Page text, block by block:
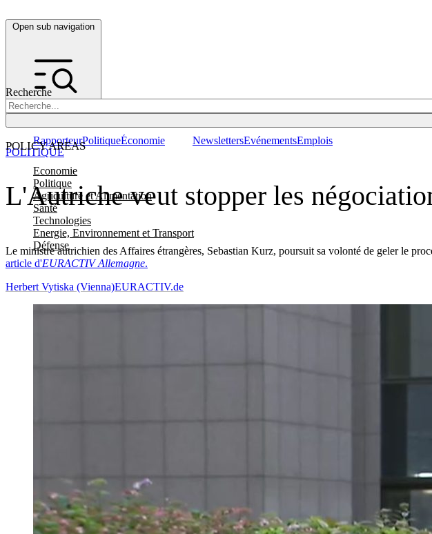
Open sub navigation
Recherche
POLICY AREAS
Economie
Politique
Agriculture et Alimentation
Santé
Technologies
Energie, Environnement et Transport
Défense
RapporteurPolitiqueÉconomie NewslettersEvénementsEmplois
L'Autriche veut stopper les
Le ministre autrichien des Affaires étrangères, Sebastian Kurz, poursuit sa volonté de geler le
article d'EURACTIV Allemagne.
POLITIQUE
Herbert Vytiska (Vienna)EURACTIV.de